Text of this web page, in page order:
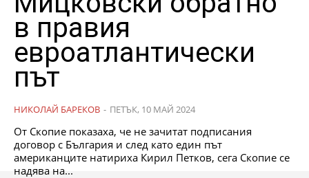
в правия
евроатлантически
път
НИКОЛАЙ БАРЕКОВ - ПЕТЪК, 10 МАЙ 2024
От Скопие показаха, че не зачитат подписания
договор с България и след като един път
американците натириха Кирил Петков, сега Скопие се
надява на...